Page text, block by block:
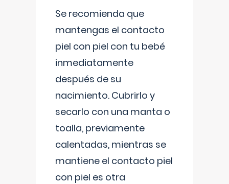
Se recomienda que
mantengas el contacto
piel con piel con tu bebé
inmediatamente
después de su
nacimiento. Cubrirlo y
secarlo con una manta o
toalla, previamente
calentadas, mientras se
mantiene el contacto piel
con piel es otra